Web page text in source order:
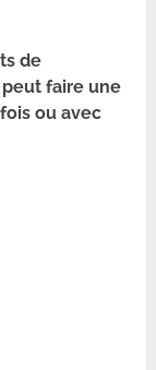
de
faire une
ou avec